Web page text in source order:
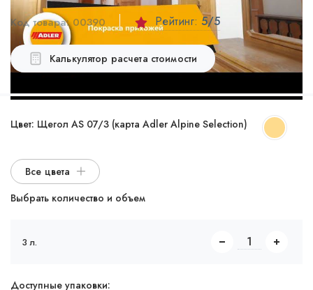
Код товара:00390 Рейтинг: 5/5
Калькулятор расчета стоимости
Цвет: Щегол AS 07/3 (карта Adler Alpine Selection)
Все цвета
Выбрать количество и объем
3 л.
Доступные упаковки: